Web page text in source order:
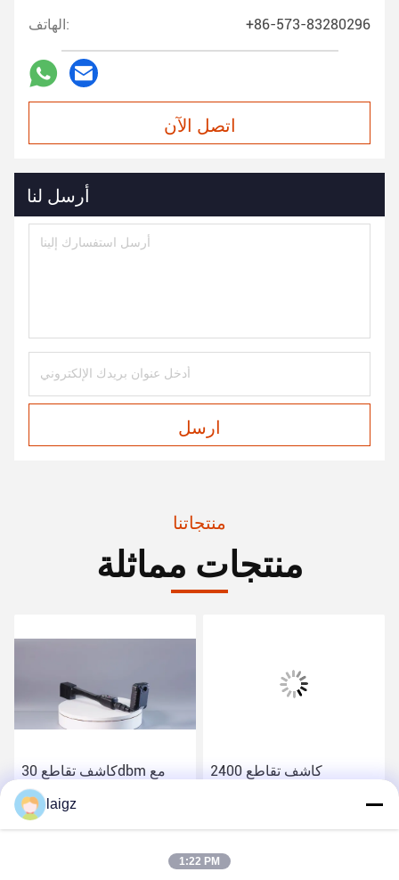
الهاتف: +86-573-83280296
اتصل الآن
أرسل لنا
ارسل
منتجاتنا
منتجات مماثلة
كاشف تقاطع 30dbm مع
مسافة الكشف 120-
200mm وبطارية ليثيوم
كاشف تقاطع 2400
laigz
1:22 PM